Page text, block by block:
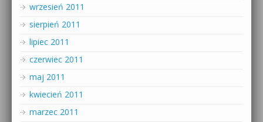
wrzesień 2011
sierpień 2011
lipiec 2011
czerwiec 2011
maj 2011
kwiecień 2011
marzec 2011